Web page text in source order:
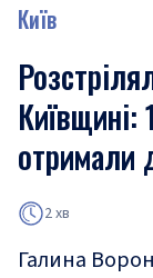
Київ
Київщині:
отримали
2 хв
Галина